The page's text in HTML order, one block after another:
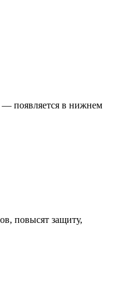
— появляется в нижнем
повысят защиту,